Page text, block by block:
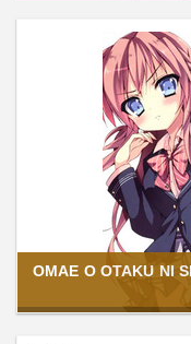
OMAE O OTAKU NI